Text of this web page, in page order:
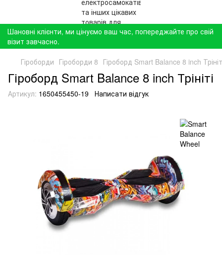
Шановні клієнти, ми цінуємо ваш час, попереджайте про свій
візит завчасно.
Гіроборди Гіроборди 8 Гіроборд Smart Balance 8 inch
Гіроборд Smart Balance 8 inch Трініті
Артикул: 1650455450-19 Написати відгук